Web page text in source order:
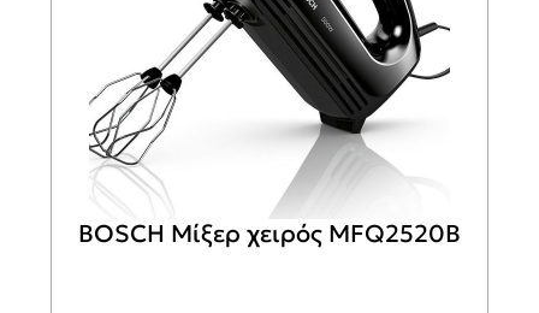
BOSCH Μίξερ χειρός MFQ2520B